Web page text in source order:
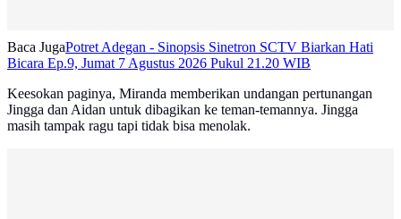
Baca JugaPotret Adegan - Sinopsis Sinetron SCTV Biarkan Hati
Bicara Ep.9, Jumat 7 Agustus 2026 Pukul 21.20 WIB
Keesokan paginya, Miranda memberikan undangan pertunangan
Jingga dan Aidan untuk dibagikan ke teman-temannya. Jingga
masih tampak ragu tapi tidak bisa menolak.